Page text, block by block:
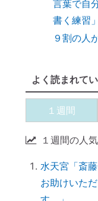
書く練習」
９割の人
く」スポ
【ご感想
しました
【カウン
産土神社
ッチ」が
よく読まれて
１週間
１週間の人
水天宮「斎
お助けいた